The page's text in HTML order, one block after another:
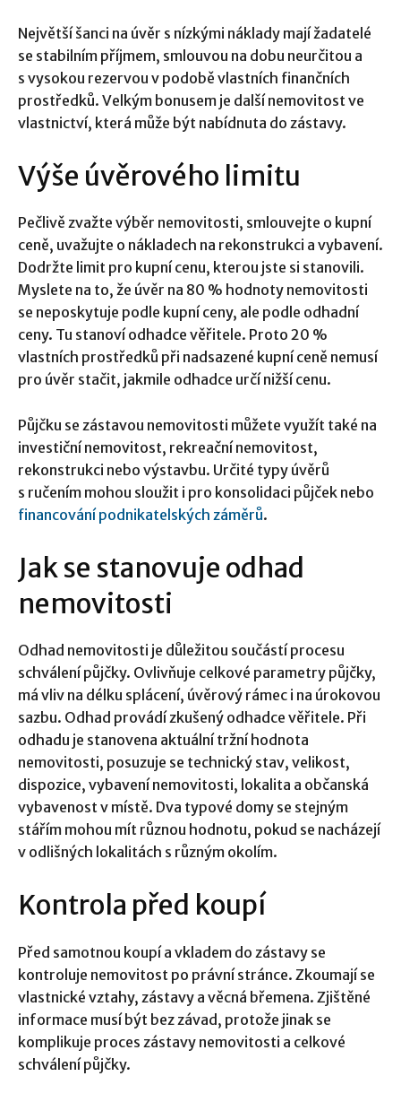
Největší šanci na úvěr s nízkými náklady mají žadatelé
se stabilním příjmem, smlouvou na dobu neurčitou a
s vysokou rezervou v podobě vlastních finančních
prostředků. Velkým bonusem je další nemovitost ve
vlastnictví, která může být nabídnuta do zástavy.
Výše úvěrového limitu
Pečlivě zvažte výběr nemovitosti, smlouvejte o kupní
ceně, uvažujte o nákladech na rekonstrukci a vybavení.
Dodržte limit pro kupní cenu, kterou jste si stanovili.
Myslete na to, že úvěr na 80 % hodnoty nemovitosti
se neposkytuje podle kupní ceny, ale podle odhadní
ceny. Tu stanoví odhadce věřitele. Proto 20 %
vlastních prostředků při nadsazené kupní ceně nemusí
pro úvěr stačit, jakmile odhadce určí nižší cenu.
Půjčku se zástavou nemovitosti můžete využít také na
investiční nemovitost, rekreační nemovitost,
rekonstrukci nebo výstavbu. Určité typy úvěrů
s ručením mohou sloužit i pro konsolidaci půjček nebo
financování podnikatelských záměrů.
Jak se stanovuje odhad
nemovitosti
Odhad nemovitosti je důležitou součástí procesu
schválení půjčky. Ovlivňuje celkové parametry půjčky,
má vliv na délku splácení, úvěrový rámec i na úrokovou
sazbu. Odhad provádí zkušený odhadce věřitele. Při
odhadu je stanovena aktuální tržní hodnota
nemovitosti, posuzuje se technický stav, velikost,
dispozice, vybavení nemovitosti, lokalita a občanská
vybavenost v místě. Dva typové domy se stejným
stářím mohou mít různou hodnotu, pokud se nacházejí
v odlišných lokalitách s různým okolím.
Kontrola před koupí
Před samotnou koupí a vkladem do zástavy se
kontroluje nemovitost po právní stránce. Zkoumají se
vlastnické vztahy, zástavy a věcná břemena. Zjištěné
informace musí být bez závad, protože jinak se
komplikuje proces zástavy nemovitosti a celkové
schválení půjčky.